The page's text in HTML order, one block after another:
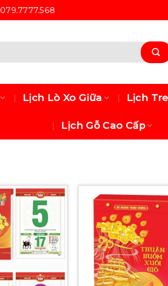
079.7777.568
Lịch Lò Xo Giữa Lịch
Lịch Gỗ Cao Cấp